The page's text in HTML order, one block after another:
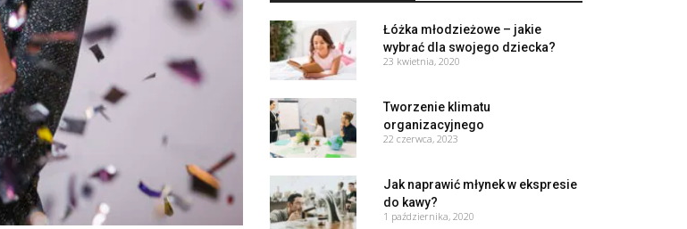
Łóżka młodzieżowe – jakie
wybrać dla swojego dziecka?
23 kwietnia, 2020
Tworzenie klimatu
organizacyjnego
22 czerwca, 2023
Jak naprawić młynek w ekspresie
do kawy?
1 października, 2020